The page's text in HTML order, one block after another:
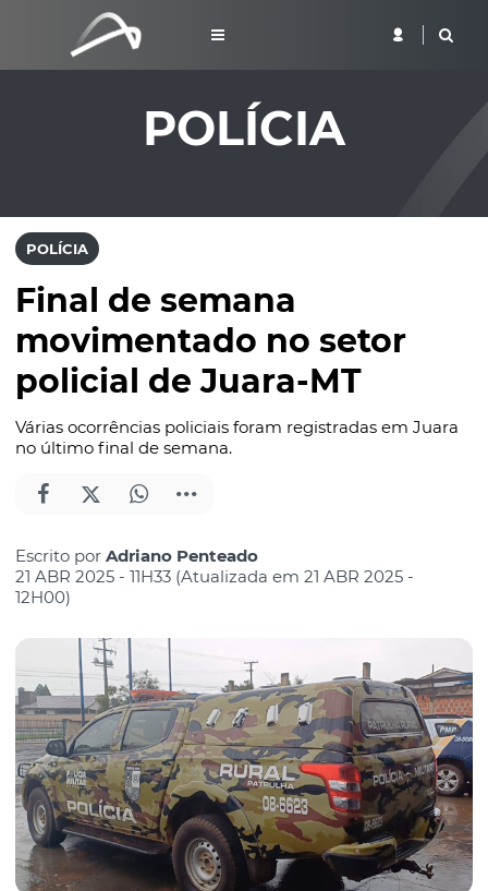
POLÍCIA
POLÍCIA
Final de semana
movimentado no setor
policial de Juara-MT
Várias ocorrências policiais foram registradas em Juara
no último final de semana.
Escrito por Adriano Penteado
21 ABR 2025 - 11H33 (Atualizada em 21 ABR 2025 -
12H00)